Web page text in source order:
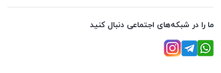
ما را در شبکه‌های اجتماعی دنبال کنید